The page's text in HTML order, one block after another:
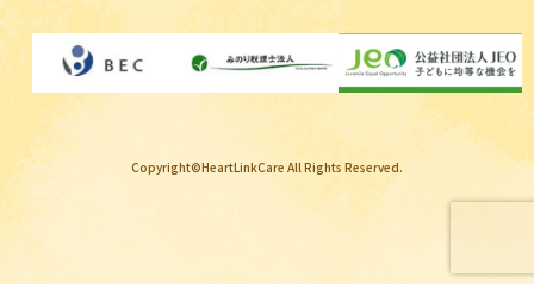
Copyright©HeartLinkCare All Rights Reserved.